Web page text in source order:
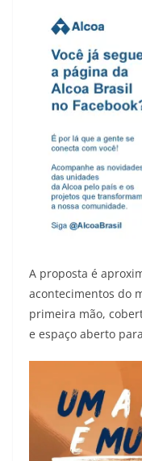
A proposta é
acontecimentos do
primeira mão,
e espaço aberto